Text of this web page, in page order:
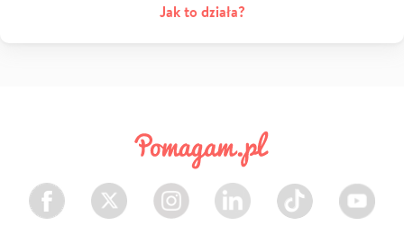
Jak to działa?
Facebook Twitter Instagram LinkedIn TikTok Youtube